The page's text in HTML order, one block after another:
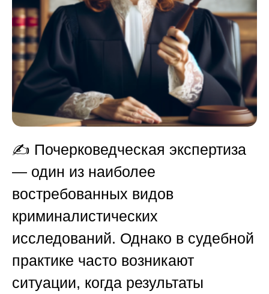
✍️ Почерковедческая экспертиза
— один из наиболее
востребованных видов
криминалистических
исследований. Однако в судебной
практике часто возникают
ситуации, когда результаты